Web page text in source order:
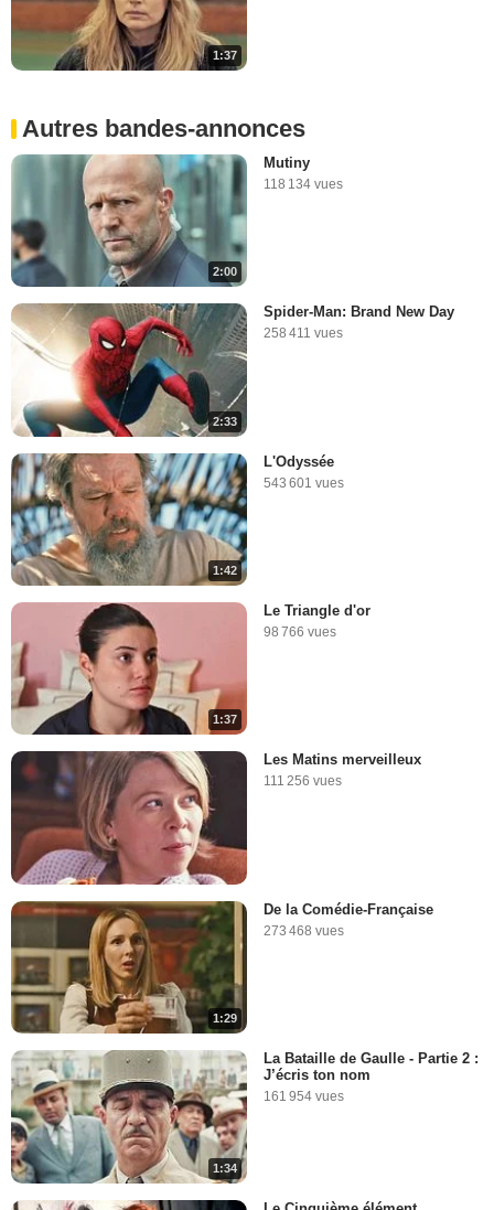
1:37
Autres bandes-annonces
2:00
Mutiny
118 134 vues
2:33
Spider-Man: Brand New Day
258 411 vues
1:42
L'Odyssée
543 601 vues
1:37
Le Triangle d'or
98 766 vues
Les Matins merveilleux
111 256 vues
1:29
De la Comédie-Française
273 468 vues
1:34
La Bataille de Gaulle - Partie 2 :
J’écris ton nom
161 954 vues